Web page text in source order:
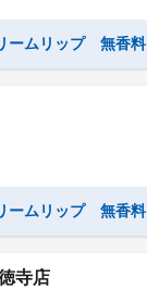
ームリップ 無香料
ームリップ 無香料
寺店